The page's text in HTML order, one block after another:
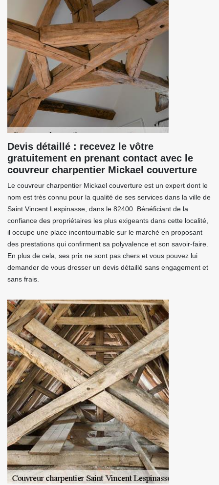
Devis détaillé : recevez le vôtre
gratuitement en prenant contact avec le
couvreur charpentier Mickael couverture
Le couvreur charpentier Mickael couverture est un expert dont le
nom est très connu pour la qualité de ses services dans la ville de
Saint Vincent Lespinasse, dans le 82400. Bénéficiant de la
confiance des propriétaires les plus exigeants dans cette localité,
il occupe une place incontournable sur le marché en proposant
des prestations qui confirment sa polyvalence et son savoir-faire.
En plus de cela, ses prix ne sont pas chers et vous pouvez lui
demander de vous dresser un devis détaillé sans engagement et
sans frais.